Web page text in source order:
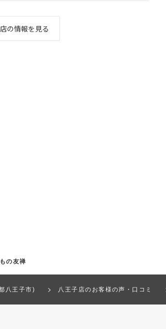
の情報を見る
の友禅
八王子市) 八王子店のお客様の声・口コミ